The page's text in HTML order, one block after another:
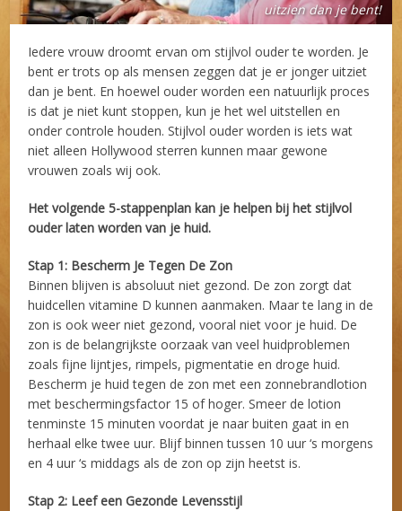
uitzien dan je bent!
Iedere vrouw droomt ervan om stijlvol ouder te worden. Je
bent er trots op als mensen zeggen dat je er jonger uitziet
dan je bent. En hoewel ouder worden een natuurlijk proces
is dat je niet kunt stoppen, kun je het wel uitstellen en
onder controle houden. Stijlvol ouder worden is iets wat
niet alleen Hollywood sterren kunnen maar gewone
vrouwen zoals wij ook.
Het volgende 5-stappenplan kan je helpen bij het stijlvol
ouder laten worden van je huid.
Stap 1: Bescherm Je Tegen De Zon
Binnen blijven is absoluut niet gezond. De zon zorgt dat
huidcellen vitamine D kunnen aanmaken. Maar te lang in de
zon is ook weer niet gezond, vooral niet voor je huid. De
zon is de belangrijkste oorzaak van veel huidproblemen
zoals fijne lijntjes, rimpels, pigmentatie en droge huid.
Bescherm je huid tegen de zon met een zonnebrandlotion
met beschermingsfactor 15 of hoger. Smeer de lotion
tenminste 15 minuten voordat je naar buiten gaat in en
herhaal elke twee uur. Blijf binnen tussen 10 uur ‘s morgens
en 4 uur ‘s middags als de zon op zijn heetst is.
Stap 2: Leef een Gezonde Levensstijl